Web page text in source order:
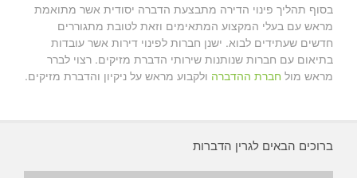
בסוף תהליך פינוי הדירה מתבצעת הדברה יסודית אשר מתואמת
מראש עם בעלי המקצוע המתאימים וזאת לטובת מתגוררים
חדשים שעתידים לבוא. ישנן חברות לפינוי דירות אשר עובדות
בתיאום עם חברות שנותנות שירותי הדברת מזיקים. רצוי לברר
מראש מול חברת ההדברה ולקבוע מראש על ניקיון והדברת מזיקים.
ברוכים הבאים לגרין הדברות